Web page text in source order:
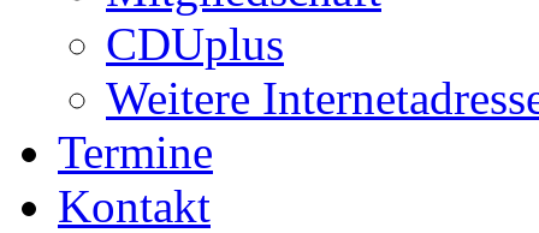
CDUplus
Weitere
Termine
Kontakt